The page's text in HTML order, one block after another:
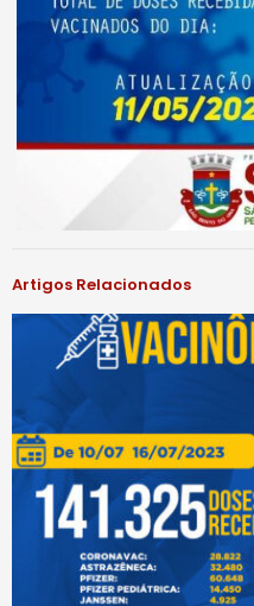
Artigos Relacionados